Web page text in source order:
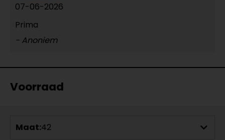
07-06-2026
Prima
- Anoniem
Voorraad
Maat:42